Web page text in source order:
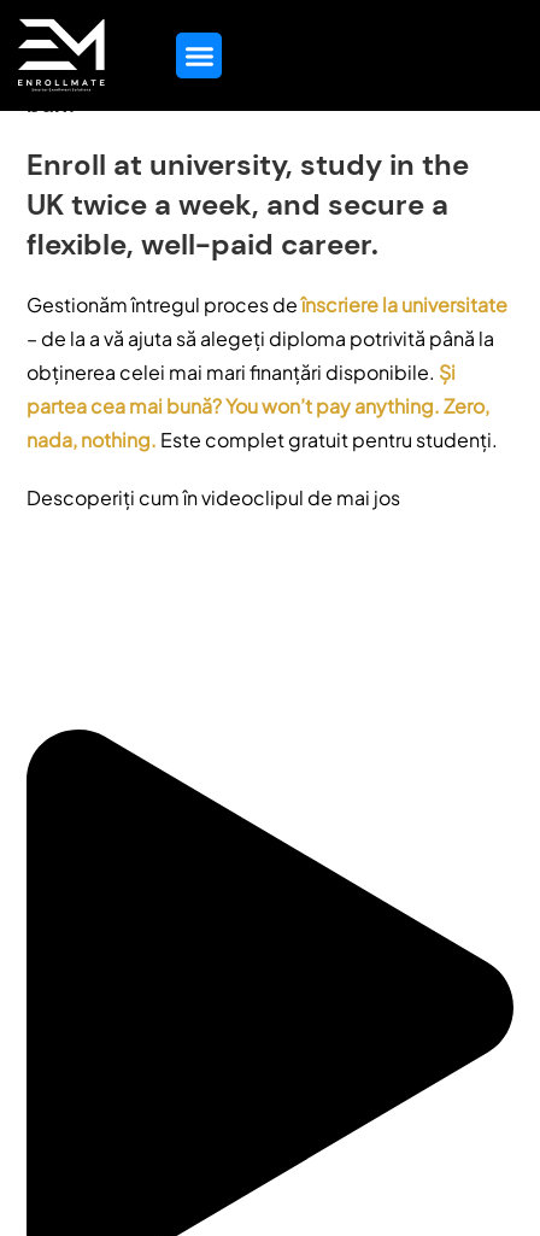
Vă chinuiți să obțineți un loc de muncă mai
bun?
Enroll at university, study in the
UK twice a week, and secure a
flexible, well-paid career.
Gestionăm întregul proces deînscriere la universitate
– de la a vă ajuta să alegeți diploma potrivită până la
obținerea celei mai mari finanțări disponibile. Și
partea cea mai bună? You won’t pay anything. Zero,
nada, nothing. Este complet gratuit pentru studenți.
Descoperiți cum în videoclipul de mai jos